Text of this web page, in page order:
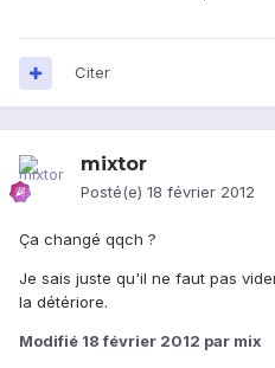
Citer
mixtor
Posté(e) 18 février 2012
Ça changé qqch ?
Je sais juste qu'il ne faut pas
la détériore.
Modifié 18 février 2012 par mix